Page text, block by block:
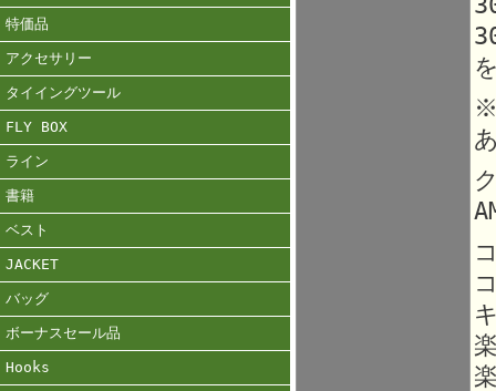
特価品
アクセサリー
タイイングツール
FLY BOX
ライン
書籍
ベスト
JACKET
バッグ
ボーナスセール品
Hooks